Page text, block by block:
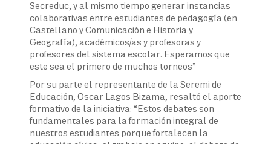
Secreduc, y al mismo tiempo generar instancias
colaborativas entre estudiantes de pedagogía (en
Castellano y Comunicación e Historia y
Geografía), académicos/as y profesoras y
profesores del sistema escolar. Esperamos que
este sea el primero de muchos torneos”
Por su parte el representante de la Seremi de
Educación, Oscar Lagos Bizama, resaltó el aporte
formativo de la iniciativa: “Estos debates son
fundamentales para la formación integral de
nuestros estudiantes porque fortalecen la